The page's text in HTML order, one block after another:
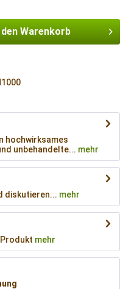
Warenkorb
hochwirksames
unbehandelte... mehr
diskutieren... mehr
mehr